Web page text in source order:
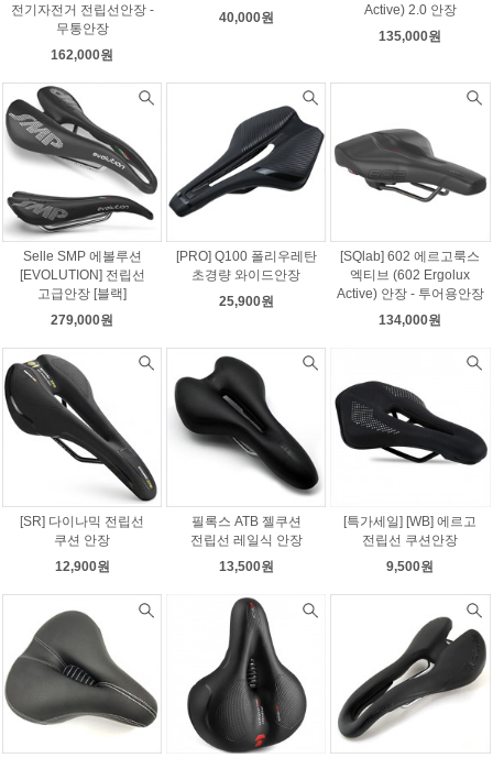
전기자전거 전립선안장 -
무통안장
162,000원
40,000원
Active) 2.0 안장
135,000원
Selle SMP 에볼루션
[EVOLUTION] 전립선
고급안장 [블랙]
279,000원
[PRO] Q100 폴리우레탄
초경량 와이드안장
25,900원
[SQlab] 602 에르고룩스
엑티브 (602 Ergolux
Active) 안장 - 투어용안장
134,000원
[SR] 다이나믹 전립선
쿠션 안장
12,900원
필록스 ATB 젤쿠션
전립선 레일식 안장
13,500원
[특가세일] [WB] 에르고
전립선 쿠션안장
9,500원